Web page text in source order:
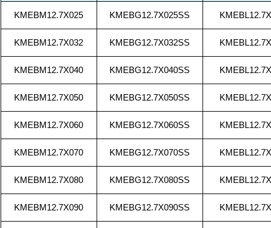
KMEBM12.7X025 KMEBG12.7X025SS
KMEBM12.7X032 KMEBG12.7X032SS
KMEBM12.7X040 KMEBG12.7X040SS
KMEBM12.7X050 KMEBG12.7X050SS
KMEBM12.7X060 KMEBG12.7X060SS
KMEBM12.7X070 KMEBG12.7X070SS
KMEBM12.7X080 KMEBG12.7X080SS
KMEBM12.7X090 KMEBG12.7X090SS